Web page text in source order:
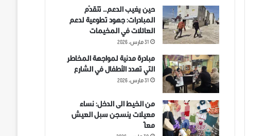
حين يغيب الدعم… تتقدّم
المبادرات: جهود تطوعية لدعم
العائلات في المخيمات
31 مارس، 2026
مبادرة مدنية لمواجهة المخاطر
التي تهدد الأطفال في الشارع
31 مارس، 2026
من الخيط الى الدخل: نساء
معيلات ينسجن سبل العيش
معاً